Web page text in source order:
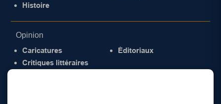
Histoire
Opinion
Caricatures
Critiques littéraires
Éditoriaux